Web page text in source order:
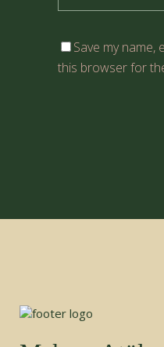
Save my name,
this browser for